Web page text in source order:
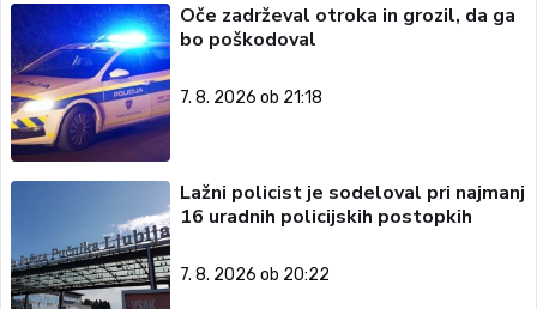
Oče zadrževal otroka in grozil, da ga
bo poškodoval
7. 8. 2026 ob 21:18
Lažni policist je sodeloval pri najmanj
16 uradnih policijskih postopkih
7. 8. 2026 ob 20:22